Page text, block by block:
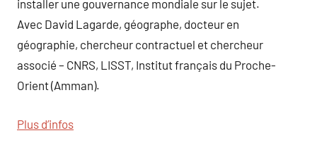
installer une gouvernance mondiale sur le sujet.
Avec David Lagarde, géographe, docteur en
géographie, chercheur contractuel et chercheur
associé – CNRS, LISST, Institut français du Proche-
Orient (Amman).
Plus d’infos